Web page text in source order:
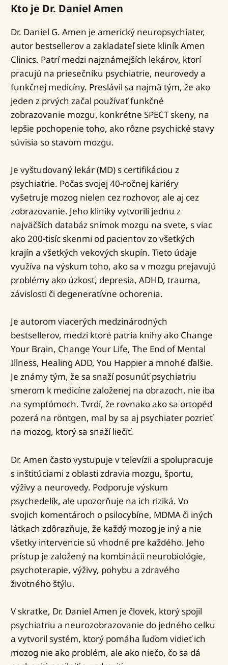
Kto je Dr. Daniel Amen
Dr. Daniel G. Amen je americký neuropsychiater,
autor bestsellerov a zakladateľ siete kliník Amen
Clinics. Patrí medzi najznámejších lekárov, ktorí
pracujú na priesečníku psychiatrie, neurovedy a
funkčnej medicíny. Preslávil sa najmä tým, že ako
jeden z prvých začal používať funkčné
zobrazovanie mozgu, konkrétne SPECT skeny, na
lepšie pochopenie toho, ako rôzne psychické stavy
súvisia so stavom mozgu.
Je vyštudovaný lekár (MD) s certifikáciou z
psychiatrie. Počas svojej 40-ročnej kariéry
vyšetruje mozog nielen cez rozhovor, ale aj cez
zobrazovanie. Jeho kliniky vytvorili jednu z
najväčších databáz snímok mozgu na svete, s viac
ako 200-tisíc skenmi od pacientov zo všetkých
krajín a všetkých vekových skupín. Tieto údaje
využíva na výskum toho, ako sa v mozgu prejavujú
problémy ako úzkosť, depresia, ADHD, trauma,
závislosti či degeneratívne ochorenia.
Je autorom viacerých medzinárodných
bestsellerov, medzi ktoré patria knihy ako Change
Your Brain, Change Your Life, The End of Mental
Illness, Healing ADD, You Happier a mnohé ďalšie.
Je známy tým, že sa snaží posunúť psychiatriu
smerom k medicíne založenej na obrazoch, nie iba
na symptómoch. Tvrdí, že rovnako ako sa ortopéd
pozerá na röntgen, mal by sa aj psychiater pozrieť
na mozog, ktorý sa snaží liečiť.
Dr. Amen často vystupuje v televízii a spolupracuje
s inštitúciami z oblasti zdravia mozgu, športu,
výživy a neurovedy. Podporuje výskum
psychedelík, ale upozorňuje na ich riziká. Vo
svojich komentároch o psilocybíne, MDMA či iných
látkach zdôrazňuje, že každý mozog je iný a nie
všetky intervencie sú vhodné pre každého. Jeho
prístup je založený na kombinácii neurobiológie,
psychoterapie, výživy, pohybu a zdravého
životného štýlu.
V skratke, Dr. Daniel Amen je človek, ktorý spojil
psychiatriu a neurozobrazovanie do jedného celku
a vytvoril systém, ktorý pomáha ľuďom vidieť ich
mozog nie ako problém, ale ako niečo, čo sa dá